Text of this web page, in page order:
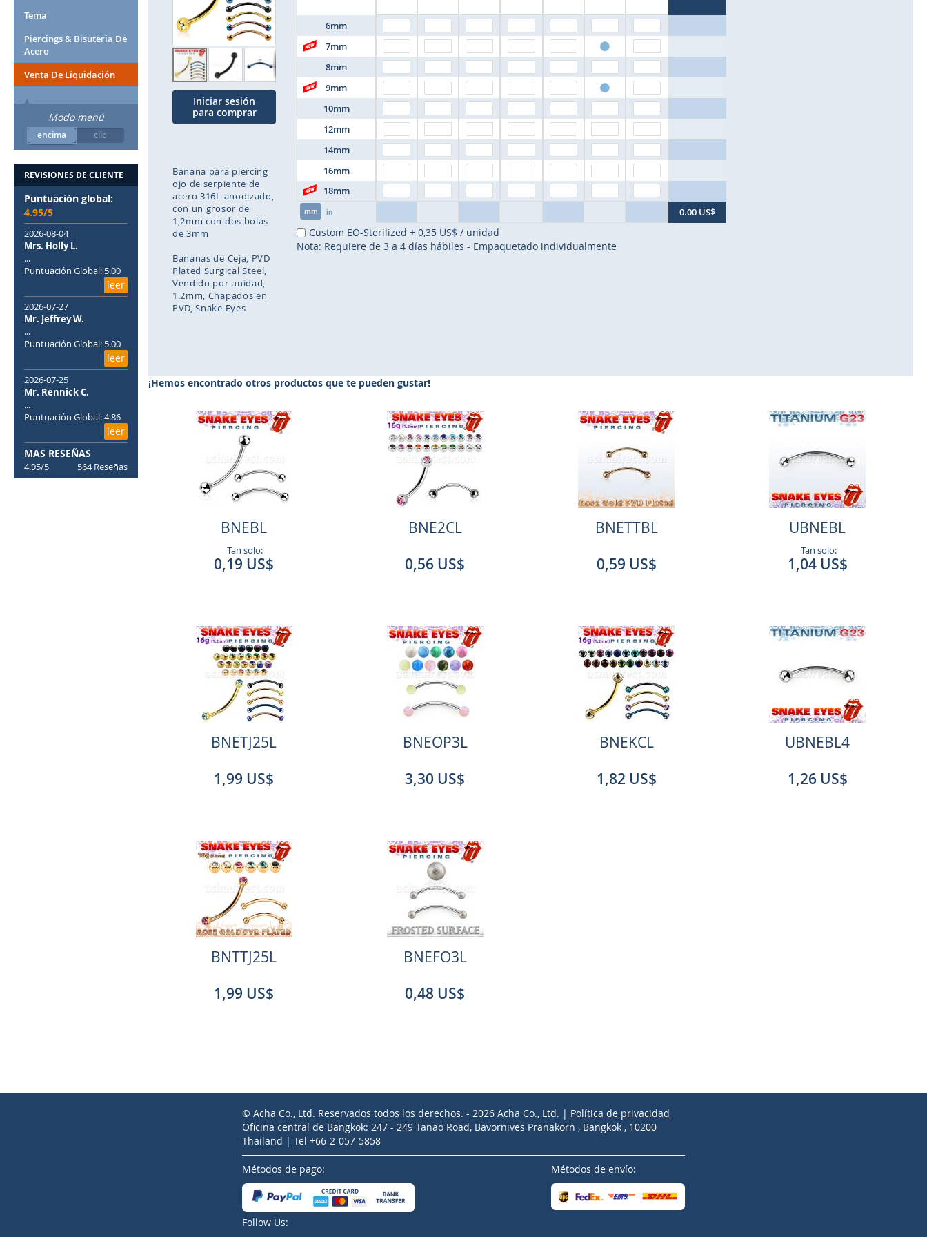
galería
de
imágenes
Iniciar sesión
para comprar
Banana para piercing
ojo de serpiente de
acero 316L anodizado,
con un grosor de
1,2mm con dos bolas
de 3mm
Bananas de Ceja PVD
Plated Surgical Steel
Vendido por unidad
1.2mm Chapados en
PVD Snake Eyes
de
la
imágenes
6mm
7mm
8mm
9mm
10mm
12mm
14mm
16mm
18mm
mm in 0.00 US$
Custom EO-Sterilized + 0,35 US$ / unidad
Nota: Requiere de 3 a 4 días hábiles - Empaquetado individualmente
¡Hemos encontrado otros productos que te pueden gustar!
BNEBL
Tan solo:
0,19 US$
BNE2CL
0,56 US$
BNETTBL
0,59 US$
UBNEBL
Tan solo:
1,04 US$
BNETJ25L
1,99 US$
BNEOP3L
3,30 US$
BNEKCL
1,82 US$
UBNEBL4
1,26 US$
BNTTJ25L
1,99 US$
BNEFO3L
0,48 US$
Tema
Piercings & Bisuteria De
Acero
Venta De Liquidación
Modo menú
encima clic
REVISIONES DE CLIENTE
Puntuación global:
4.95/5
2026-08-04
Mrs. Holly L.
...
Puntuación Global: 5.00
leer
2026-07-27
Mr. Jeffrey W.
...
Puntuación Global: 5.00
leer
2026-07-25
Mr. Rennick C.
...
Puntuación Global: 4.86
leer
MAS RESEÑAS
4.95/5 564 Reseñas
© Acha Co., Ltd. Reservados todos los derechos. - 2026 Acha Co., Ltd. | Política de privacidad
Oficina central de Bangkok: 247 - 249 Tanao Road, Bavornives Pranakorn , Bangkok , 10200
Thailand | Tel +66-2-057-5858
Métodos de pago: Métodos de envío:
Follow Us: